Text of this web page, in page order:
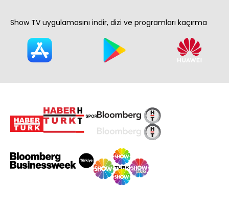
Show TV uygulamasını indir, dizi ve programları kaçırma